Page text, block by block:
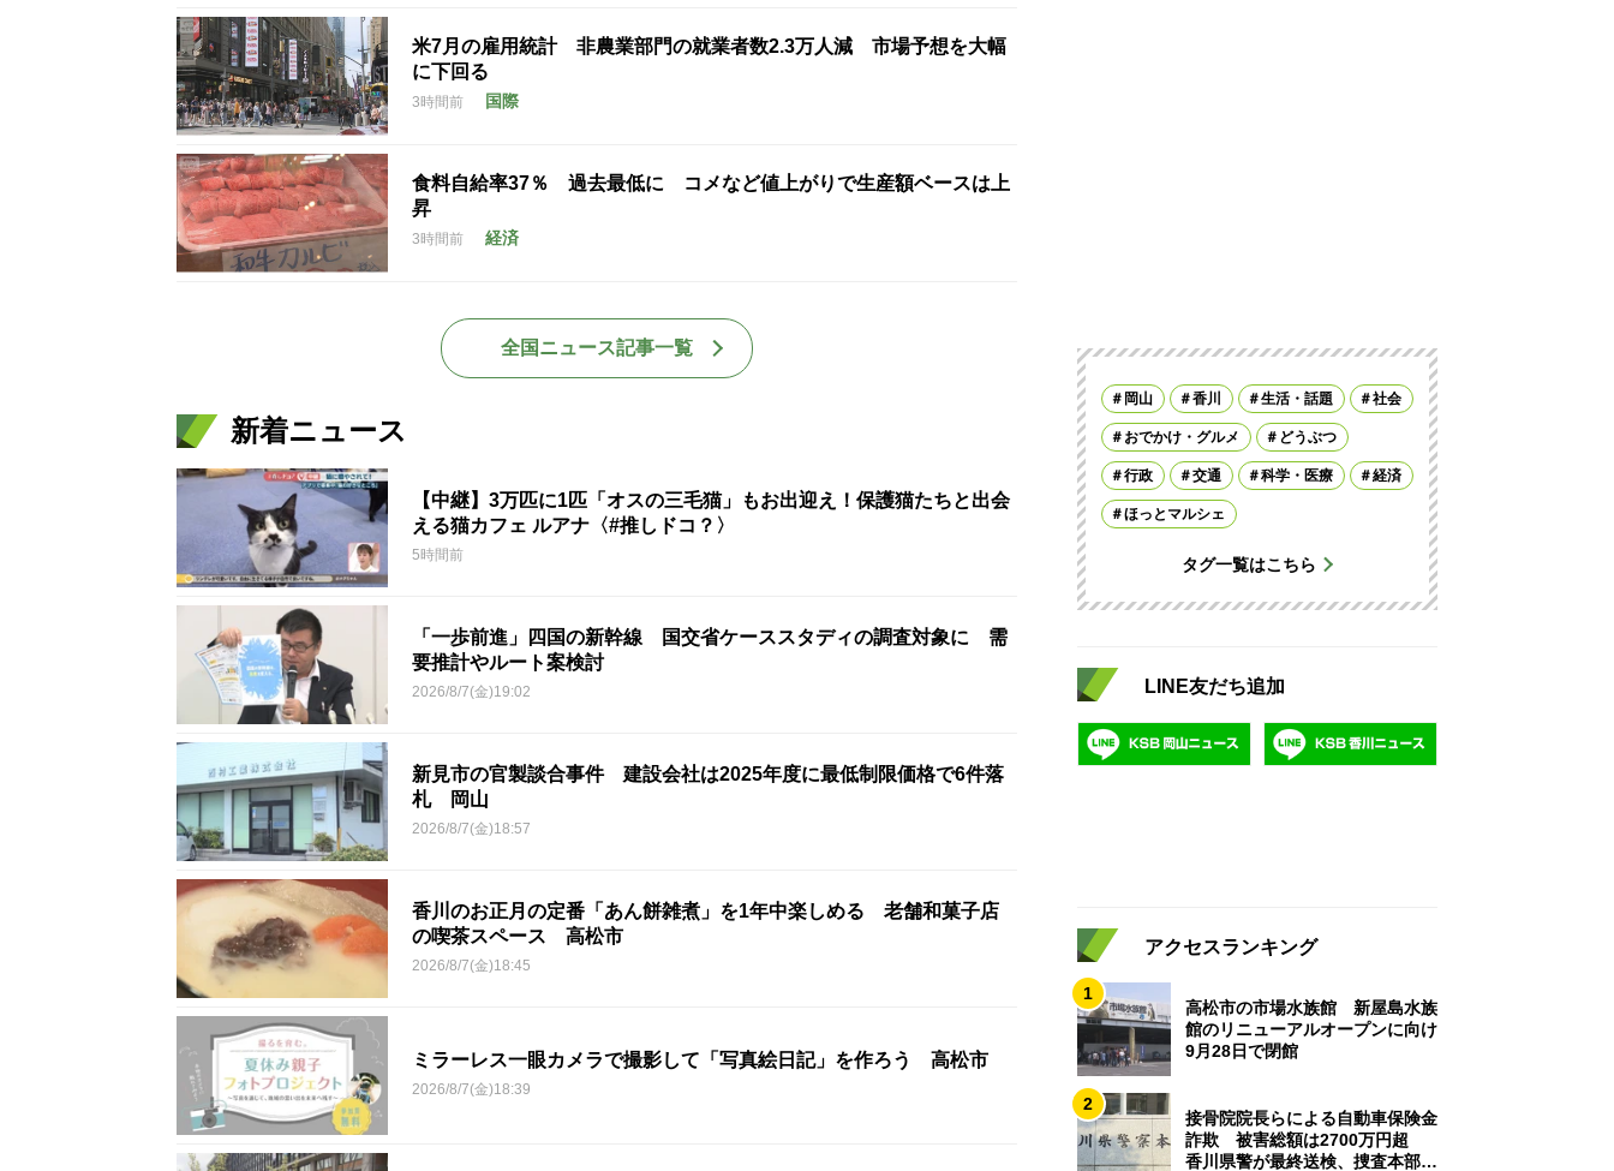
米7月の雇用統計 非農業部門の就業者数2.3万人減 市場予想を大幅
に下回る
3時間前 国際
食料自給率37％ 過去最低に コメなど値上がりで生産額ベースは上
昇
3時間前 経済
全国ニュース記事一覧
新着ニュース
【中継】3万匹に1匹「オスの三毛猫」もお出迎え！保護猫たちと出会
える猫カフェ ルアナ〈#推しドコ？〉
5時間前
「一歩前進」四国の新幹線 国交省ケーススタディの調査対象に 需
要推計やルート案検討
2026/8/7(金)19:02
新見市の官製談合事件 建設会社は2025年度に最低制限価格で6件落
札 岡山
2026/8/7(金)18:57
香川のお正月の定番「あん餅雑煮」を1年中楽しめる 老舗和菓子店
の喫茶スペース 高松市
2026/8/7(金)18:45
ミラーレス一眼カメラで撮影して「写真絵日記」を作ろう 高松市
2026/8/7(金)18:39
岡山 香川 生活・話題 社会
おでかけ・グルメ どうぶつ
行政 交通 科学・医療 経済
ほっとマルシェ
タグ一覧はこちら
LINE友だち追加
アクセスランキング
1
高松市の市場水族館 新屋島水族
館のリニューアルオープンに向け
9月28日で閉館
2
接骨院院長らによる自動車保険金
詐欺 被害総額は2700万円超
香川県警が最終送検、捜査本部解